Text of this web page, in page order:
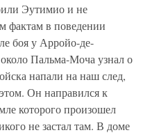
Эутимио и не
фактам в поведении
боя у Арройо-де-
Пальма-Моча узнал о
напали на наш след,
Он направился к
которого произошел
не застал там. В доме